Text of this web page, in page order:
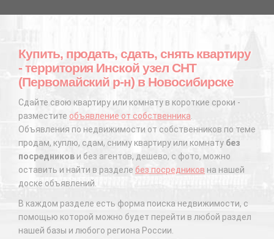
Купить, продать, сдать, снять квартиру
- территория Инской узел СНТ
(Первомайский р-н) в Новосибирске
Сдайте свою квартиру или комнату в короткие сроки -
разместите объявление от собственника.
Объявления по недвижимости от собственников по теме
продам, куплю, сдам, сниму квартиру или комнату без
посредников и без агентов, дешево, с фото, можно
оставить и найти в разделе без посредников на нашей
доске объявлений.
В каждом разделе есть форма поиска недвижимости, с
помощью которой можно будет перейти в любой раздел
нашей базы и любого региона России.